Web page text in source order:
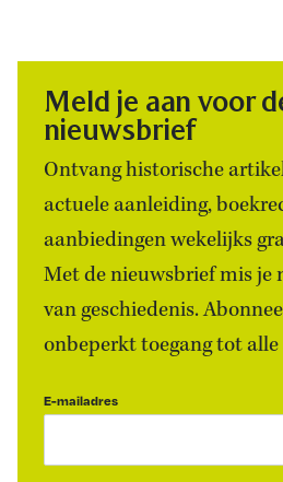
Meld je aan voor
nieuwsbrief
Ontvang historische
actuele aanleiding,
aanbiedingen wekelijks
Met de nieuwsbrief mis je
van geschiedenis.
onbeperkt toegang tot
E-mailadres